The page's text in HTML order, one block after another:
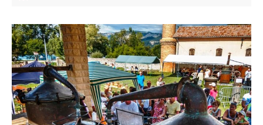
Per decenni, Barrême ha fornito oli essenziali ai principali
profumieri di Grasse. Oggi, pochi produttori continuano
questa tradizione, che viene onorata dall'Associazione
Lavanda e Patrimonio in occasione di questo evento.